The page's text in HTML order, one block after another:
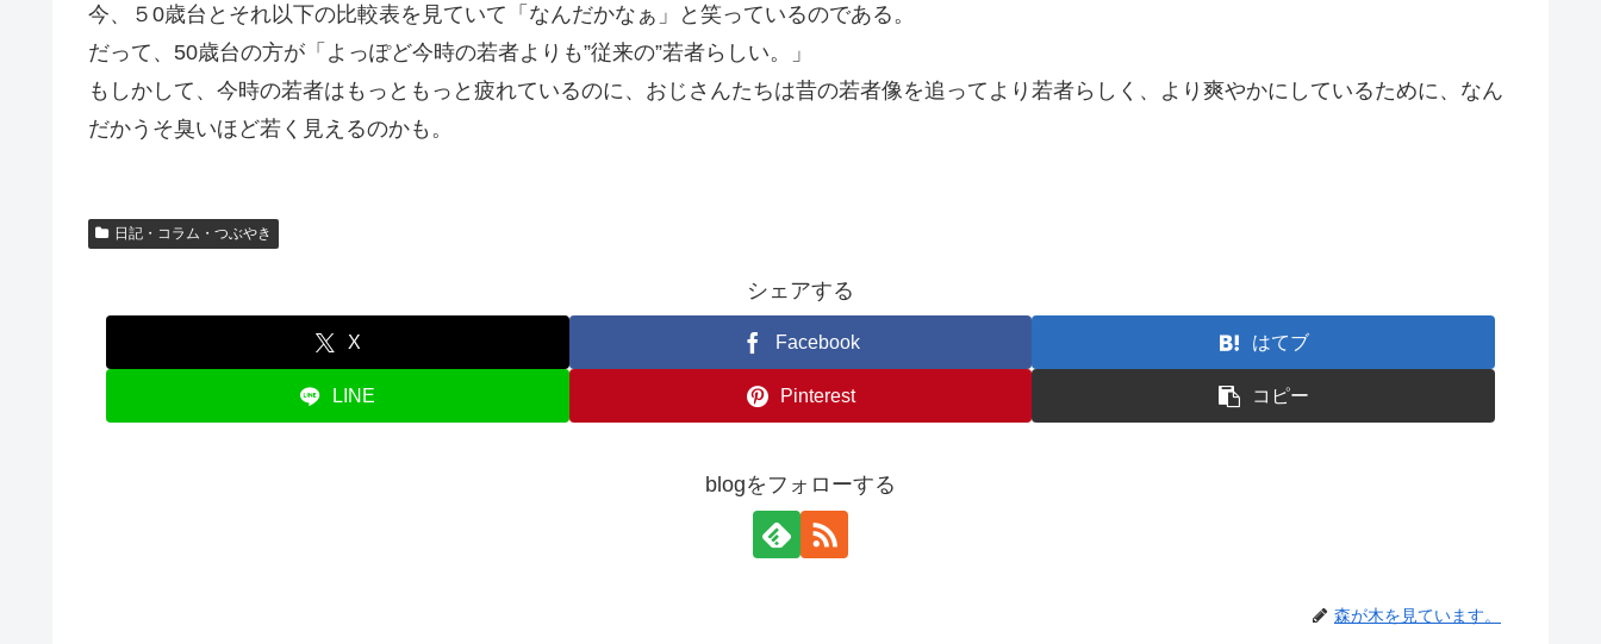
今、５0歳台とそれ以下の比較表を見ていて「なんだかなぁ」と笑っているのである。
だって、50歳台の方が「よっぽど今時の若者よりも”従来の”若者らしい。」
もしかして、今時の若者はもっともっと疲れているのに、おじさんたちは昔の若者像を追ってより若者らしく、より爽やかにしているために、なん
だかうそ臭いほど若く見えるのかも。
日記・コラム・つぶやき
シェアする
X Facebook はてブ
LINE Pinterest コピー
blogをフォローする
森が木を見ています。